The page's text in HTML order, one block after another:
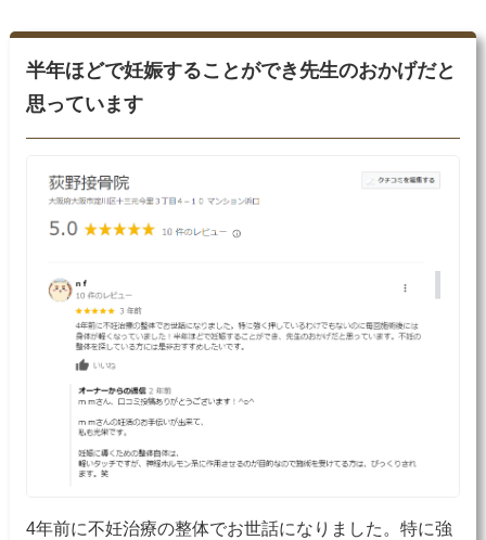
半年ほどで妊娠することができ先生のおかげだと
思っています
4年前に不妊治療の整体でお世話になりました。特に強